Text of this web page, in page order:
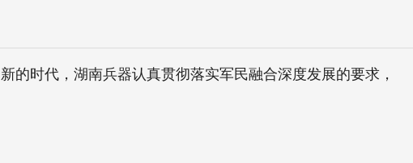
的时代，湖南兵器认真贯彻落实军民融合深度发展的要求，